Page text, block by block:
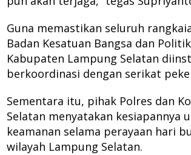
Guna memastikan seluruh
Badan Kesatuan Bangsa dan
Kabupaten Lampung Selatan
berkoordinasi dengan serikat
Sementara itu, pihak Polres dan
Selatan menyatakan kesiapannya
keamanan selama perayaan hari
wilayah Lampung Selatan.